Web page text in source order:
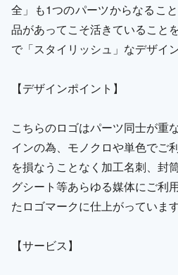
全」も1つのパーツからなるこ
品があってこそ活きていること
で「スタイリッシュ」なデザイン
【デザインポイント】
こちらのロゴはパーツ同士が重
インの為、モノクロや単色でご
を損なうことなく加工名刺、封
グシート等あらゆる媒体にご利
たロゴマークに仕上がっています
【サービス】